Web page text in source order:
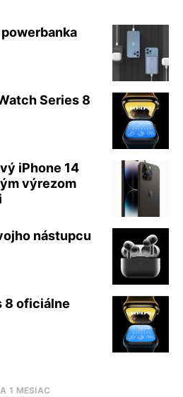
Series 8
iPhone 14
výrezom
nástupcu
8 oficiálne
1 MESIAC